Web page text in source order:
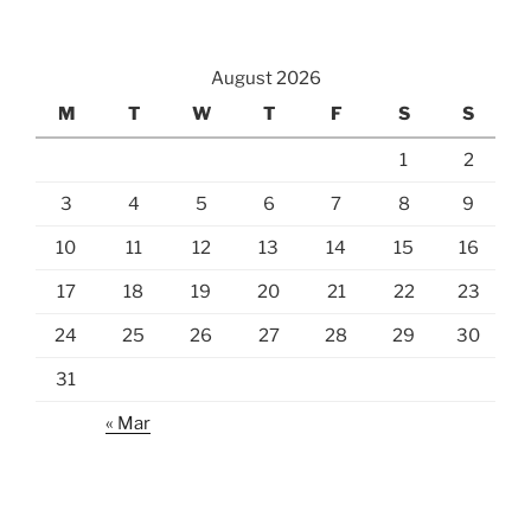
August 2026
M
T W T F S S
1 2
3 4 5 6 7 8 9
10 11 12 13 14 15 16
17 18 19 20 21 22 23
24 25 26 27 28 29 30
31
« Mar